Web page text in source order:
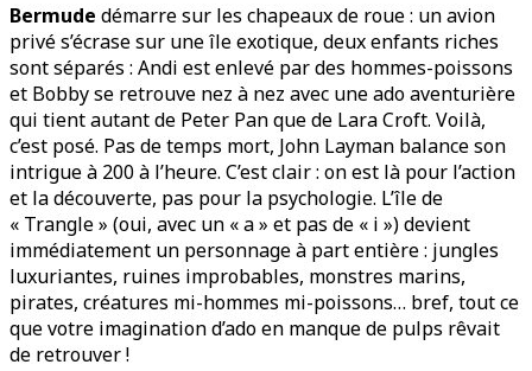
Bermude démarre sur les chapeaux de roue : un avion
privé s’écrase sur une île exotique, deux enfants riches
sont séparés : Andi est enlevé par des hommes-poissons
et Bobby se retrouve nez à nez avec une ado aventurière
qui tient autant de Peter Pan que de Lara Croft. Voilà,
c’est posé. Pas de temps mort, John Layman balance son
intrigue à 200 à l’heure. C’est clair : on est là pour l’action
et la découverte, pas pour la psychologie. L’île de
« Trangle » (oui, avec un « a » et pas de « i ») devient
immédiatement un personnage à part entière : jungles
luxuriantes, ruines improbables, monstres marins,
pirates, créatures mi-hommes mi-poissons… bref, tout ce
que votre imagination d’ado en manque de pulps rêvait
de retrouver !